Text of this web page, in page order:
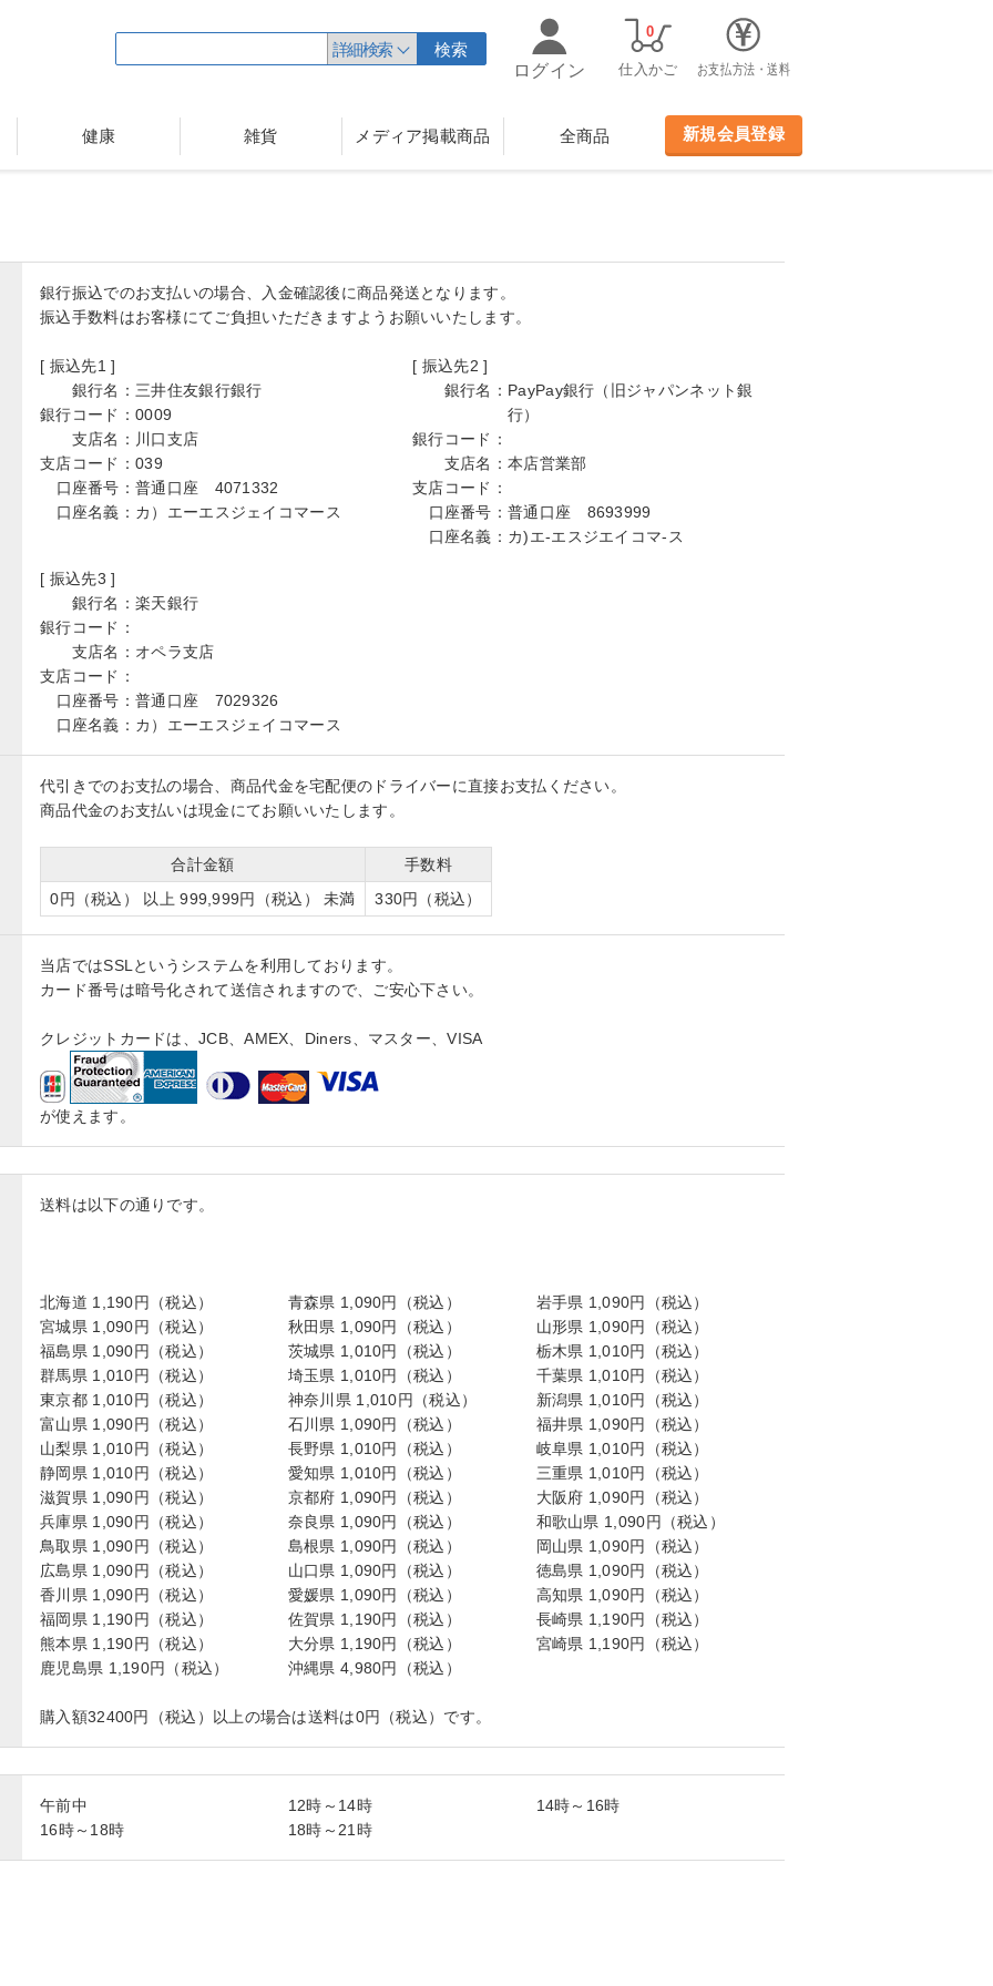
詳細検索
検索
ログイン
仕入かご
0
お支払方法・送料
健康 雑貨 メディア掲載商品 全商品 新規会員登録
銀行振込でのお支払いの場合、入金確認後に商品発送となります。
振込手数料はお客様にてご負担いただきますようお願いいたします。
[ 振込先1 ]
銀行名： 三井住友銀行銀行
銀行コード： 0009
支店名： 川口支店
支店コード： 039
口座番号： 普通口座 4071332
口座名義： カ）エーエスジェイコマース
[ 振込先2 ]
銀行名： PayPay銀行（旧ジャパンネット銀
行）
銀行コード：
支店名： 本店営業部
支店コード：
口座番号： 普通口座 8693999
口座名義： カ)エ-エスジエイコマ-ス
[ 振込先3 ]
銀行名： 楽天銀行
銀行コード：
支店名： オペラ支店
支店コード：
口座番号： 普通口座 7029326
口座名義： カ）エーエスジェイコマース
代引きでのお支払の場合、商品代金を宅配便のドライバーに直接お支払ください。
商品代金のお支払いは現金にてお願いいたします。
合計金額
手数料
0円（税込） 以上 999,999円（税込） 未満
330円（税込）
当店ではSSLというシステムを利用しております。
カード番号は暗号化されて送信されますので、ご安心下さい。
クレジットカードは、JCB、AMEX、Diners、マスター、VISA
が使えます。
送料は以下の通りです。
北海道 1,190円（税込） 青森県 1,090円（税込）
岩手県 1,090円（税込）
宮城県 1,090円（税込）
秋田県 1,090円（税込）
山形県 1,090円（税込）
福島県 1,090円（税込）
茨城県 1,010円（税込）
栃木県 1,010円（税込）
群馬県 1,010円（税込）
埼玉県 1,010円（税込）
千葉県 1,010円（税込）
東京都 1,010円（税込）
神奈川県 1,010円（税込）
新潟県 1,010円（税込）
富山県 1,090円（税込）
石川県 1,090円（税込）
福井県 1,090円（税込）
山梨県 1,010円（税込）
長野県 1,010円（税込）
岐阜県 1,010円（税込）
静岡県 1,010円（税込）
愛知県 1,010円（税込）
三重県 1,010円（税込）
滋賀県 1,090円（税込）
京都府 1,090円（税込）
大阪府 1,090円（税込）
兵庫県 1,090円（税込）
奈良県 1,090円（税込）
和歌山県 1,090円（税込）
鳥取県 1,090円（税込）
島根県 1,090円（税込）
岡山県 1,090円（税込）
広島県 1,090円（税込）
山口県 1,090円（税込）
徳島県 1,090円（税込）
香川県 1,090円（税込）
愛媛県 1,090円（税込）
高知県 1,090円（税込）
福岡県 1,190円（税込）
佐賀県 1,190円（税込）
長崎県 1,190円（税込）
熊本県 1,190円（税込）
大分県 1,190円（税込）
宮崎県 1,190円（税込）
鹿児島県 1,190円（税込）
沖縄県 4,980円（税込）
購入額32400円（税込）以上の場合は送料は0円（税込）です。
午前中 12時～14時
14時～16時
16時～18時
18時～21時